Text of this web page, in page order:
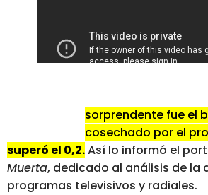
sorprendente fue el
cosechado por el
superó el 0,2.Así lo informó el
Muerta, dedicado al análisis de la
programas televisivos y radiales.